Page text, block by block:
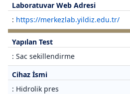
Laboratuvar Web Adresi
: https://merkezlab.yildiz.edu.tr/
Yapılan Test
: Sac sekillendirme
Cihaz İsmi
: Hidrolik pres